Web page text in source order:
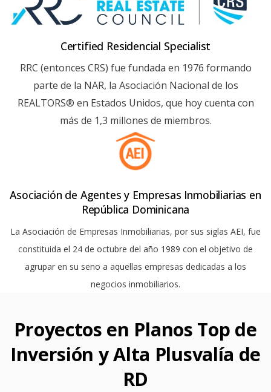
Certified Residencial Specialist
RRC (entonces CRS) fue fundada en 1976 formando
parte de la NAR, la Asociación Nacional de los
REALTORS® en Estados Unidos, que hoy cuenta con
más de 1,3 millones de miembros.
Asociación de Agentes y Empresas Inmobiliarias en
República Dominicana
La Asociación de Empresas Inmobiliarias, por sus siglas AEI, fue
constituida el 24 de octubre del año 1989 con el objetivo de
agrupar en su seno a aquellas empresas dedicadas a los
negocios inmobiliarios.
Proyectos en Planos Top de
Inversión y Alta Plusvalía de
RD